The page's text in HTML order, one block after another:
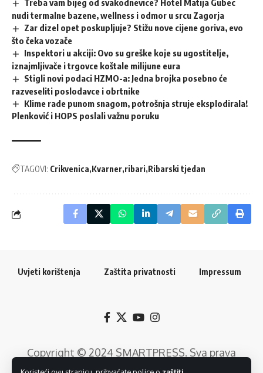
Treba vam bijeg od svakodnevice? Hotel Matija Gubec
nudi termalne bazene, wellness i odmor u srcu Zagorja
Zar dizel opet poskupljuje? Stižu nove cijene goriva, evo
što čeka vozače
Inspektori u akciji: Ovo su greške koje su ugostitelje,
iznajmljivače i trgovce koštale milijune eura
Stigli novi podaci HZMO-a: Jedna brojka posebno će
razveseliti poslodavce i obrtnike
Klime rade punom snagom, potrošnja struje eksplodirala!
Plenković i HOPS poslali važnu poruku
TAGOVI: Crikvenica Kvarner ribari Ribarski tjedan
Uvjeti korištenja Zaštita privatnosti Impressum
Copyright © 2024 SMARTPRESS. Sva prava
pridržana. Razvoj web rješenja:GTrends -